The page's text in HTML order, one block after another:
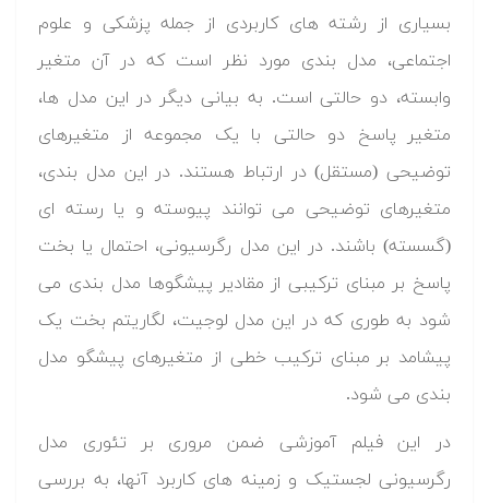
بسیاری از رشته های کاربردی از جمله پزشکی و علوم
اجتماعی، مدل بندی مورد نظر است که در آن متغیر
وابسته، دو حالتی است. به بیانی دیگر در این مدل ها،
متغیر پاسخ دو حالتی با یک مجموعه از متغیرهای
توضیحی (مستقل) در ارتباط هستند. در این مدل بندی،
متغیرهای توضیحی می توانند پیوسته و یا رسته ای
(گسسته) باشند. در این مدل رگرسیونی، احتمال یا بخت
پاسخ بر مبنای ترکیبی از مقادیر پیشگوها مدل بندی می
شود به طوری که در این مدل لوجیت، لگاریتم بخت یک
پیشامد بر مبنای ترکیب خطی از متغیرهای پیشگو مدل
بندی می شود.
در این فیلم آموزشی ضمن مروری بر تئوری مدل
رگرسیونی لجستیک و زمینه های کاربرد آنها، به بررسی